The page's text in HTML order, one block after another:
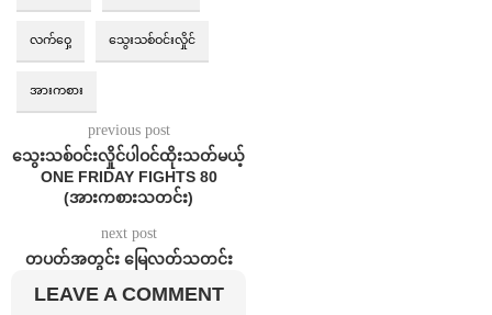
လက်ဝှေ့ သွေးသစ်ဝင်းလှိုင်
အားကစား
previous post
သွေးသစ်ဝင်းလှိုင်ပါဝင်ထိုးသတ်မယ့်
ONE FRIDAY FIGHTS 80
(အားကစားသတင်း)
next post
တပတ်အတွင်း မြေလတ်သတင်း
LEAVE A COMMENT